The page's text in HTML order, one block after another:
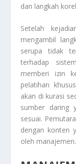
dan langkah
Setelah
mengambil
serupa tidak
terhadap
memberi izin
pelatihan
akan di kurasi
sumber daring
sesuai.
dengan konten
oleh manajemen.